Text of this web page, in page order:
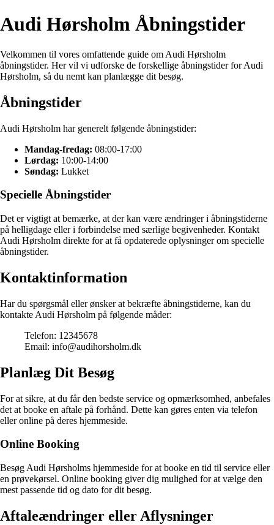
Audi Hørsholm Åbningstider
Velkommen til vores omfattende guide om Audi Hørsholm
åbningstider. Her vil vi udforske de forskellige åbningstider for Audi
Hørsholm, så du nemt kan planlægge dit besøg.
Åbningstider
Audi Hørsholm har generelt følgende åbningstider:
Mandag-fredag: 08:00-17:00
Lørdag: 10:00-14:00
Søndag: Lukket
Specielle Åbningstider
Det er vigtigt at bemærke, at der kan være ændringer i åbningstiderne
på helligdage eller i forbindelse med særlige begivenheder. Kontakt
Audi Hørsholm direkte for at få opdaterede oplysninger om specielle
åbningstider.
Kontaktinformation
Har du spørgsmål eller ønsker at bekræfte åbningstiderne, kan du
kontakte Audi Hørsholm på følgende måder:
Telefon: 12345678
Email: info@audihorsholm.dk
Planlæg Dit Besøg
For at sikre, at du får den bedste service og opmærksomhed, anbefales
det at booke en aftale på forhånd. Dette kan gøres enten via telefon
eller online på deres hjemmeside.
Online Booking
Besøg Audi Hørsholms hjemmeside for at booke en tid til service eller
en prøvekørsel. Online booking giver dig mulighed for at vælge den
mest passende tid og dato for dit besøg.
Aftaleændringer eller Aflysninger